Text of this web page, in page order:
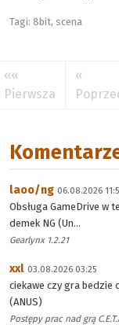
Tagi: 8bit, scena
««
Pierwsza
«
laoo/ng 06.08.2026
Obsługa GameDrive w
demek NG (Un...
Gearlynx 1.2.21
xxl 03.08.2026 03:25
ciekawe czy gra bedzie
(ANUS)
Postępy prac nad grą